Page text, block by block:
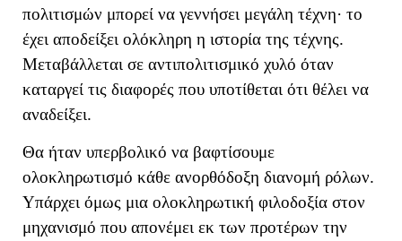
πολιτισμών μπορεί να γεννήσει μεγάλη τέχνη· το
έχει αποδείξει ολόκληρη η ιστορία της τέχνης.
Μεταβάλλεται σε αντιπολιτισμικό χυλό όταν
καταργεί τις διαφορές που υποτίθεται ότι θέλει να
αναδείξει.
Θα ήταν υπερβολικό να βαφτίσουμε
ολοκληρωτισμό κάθε ανορθόδοξη διανομή ρόλων.
Υπάρχει όμως μια ολοκληρωτική φιλοδοξία στον
μηχανισμό που απονέμει εκ των προτέρων την